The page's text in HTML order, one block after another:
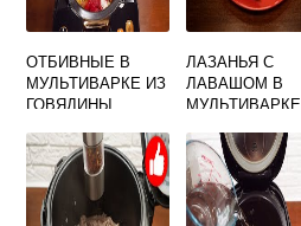
ОТБИВНЫЕ В
МУЛЬТИВАРКЕ ИЗ
ГОВЯДИНЫ
ЛАЗАНЬЯ С
ЛАВАШОМ В
МУЛЬТИВАРКЕ